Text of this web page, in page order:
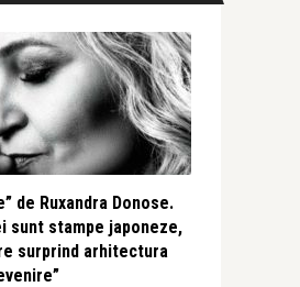
de Ruxandra Donose.
sunt stampe japoneze,
surprind arhitectura